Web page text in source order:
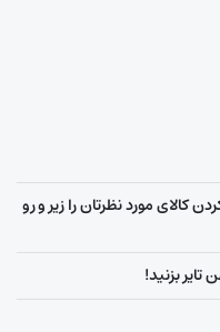
کالای مورد نظرتان را زیر و رو
بزنید!